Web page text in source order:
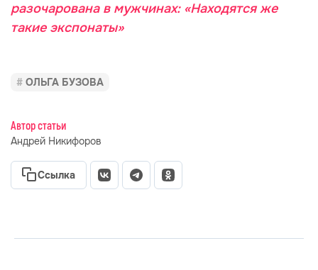
разочарована в мужчинах: «Находятся же
такие экспонаты»
ОЛЬГА БУЗОВА
Автор статьи
Андрей Никифоров
Ссылка